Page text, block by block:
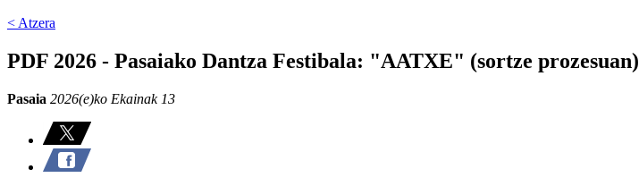
< Atzera
PDF 2026 - Pasaiako Dantza Festibala: "AATXE" (sortze prozesuan)
Pasaia 2026(e)ko Ekainak 13